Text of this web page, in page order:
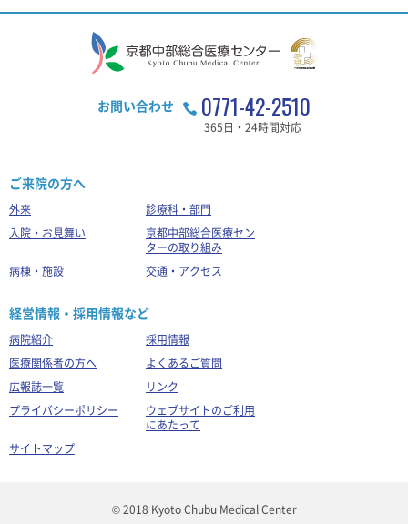
お問い合わせ 0771-42-2510
365日・24時間対応
ご来院の方へ
外来
診療科・部門
入院・お見舞い
京都中部総合医療セン
ターの取り組み
病棟・施設
交通・アクセス
経営情報・採用情報など
病院紹介
採用情報
医療関係者の方へ
よくあるご質問
広報誌一覧
リンク
プライバシーポリシー
ウェブサイトのご利用
にあたって
サイトマップ
© 2018 Kyoto Chubu Medical Center